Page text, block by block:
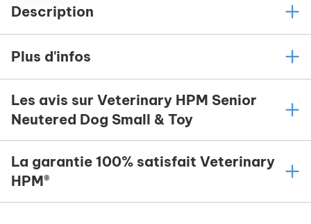
Description
Plus d'infos
Les avis sur Veterinary HPM Senior
Neutered Dog Small & Toy
La garantie 100% satisfait Veterinary
HPM®